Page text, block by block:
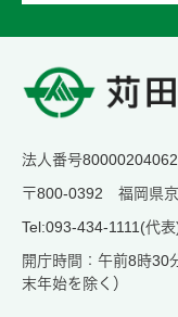
法人番号
〒800-0392 福岡県京
Tel:093-434-1111(代表
開庁時間：午前8時30
末年始を除く）